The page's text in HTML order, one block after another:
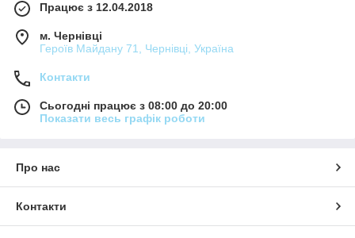
Працює з 12.04.2018
м. Чернівці
Героїв Майдану 71, Чернівці, Україна
Контакти
Сьогодні працює з 08:00 до 20:00
Показати весь графік роботи
Про нас
Контакти